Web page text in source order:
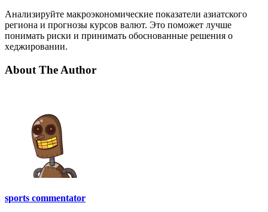
Анализируйте макроэкономические показатели азиатского
региона и прогнозы курсов валют. Это поможет лучше
понимать риски и принимать обоснованные решения о
хеджировании.
About The Author
sports commentator